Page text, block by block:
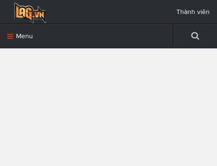
Menu
Thành viên